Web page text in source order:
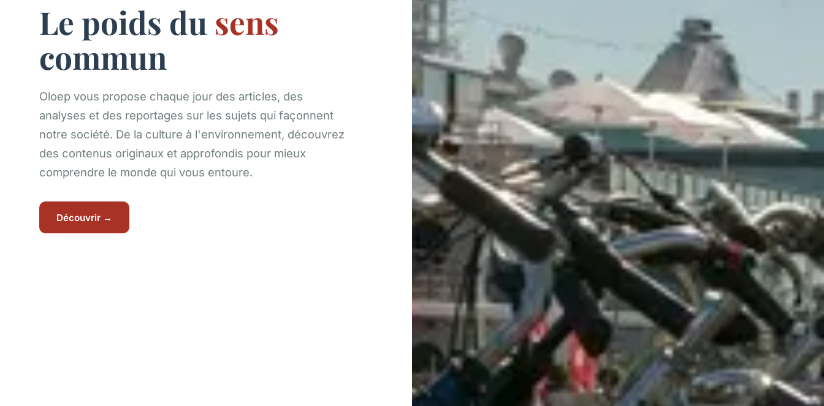
Le poids du sens
commun
Oloep vous propose chaque jour des articles, des
analyses et des reportages sur les sujets qui façonnent
notre société. De la culture à l'environnement, découvrez
des contenus originaux et approfondis pour mieux
comprendre le monde qui vous entoure.
Découvrir →